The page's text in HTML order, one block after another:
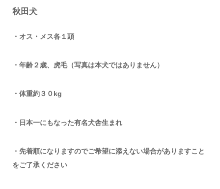
秋田犬
・オス・メス各１頭
・年齢２歳、虎毛（写真は本犬ではありません）
・体重約３０kg
・日本一にもなった有名犬舎生まれ
・先着順になりますのでご希望に添えない場合がありますこと
をご了承ください